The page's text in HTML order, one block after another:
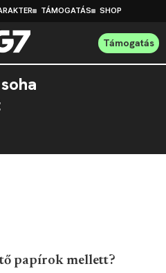
TÁMOGATÁS SHOP
Támogatás
papírok mellett?